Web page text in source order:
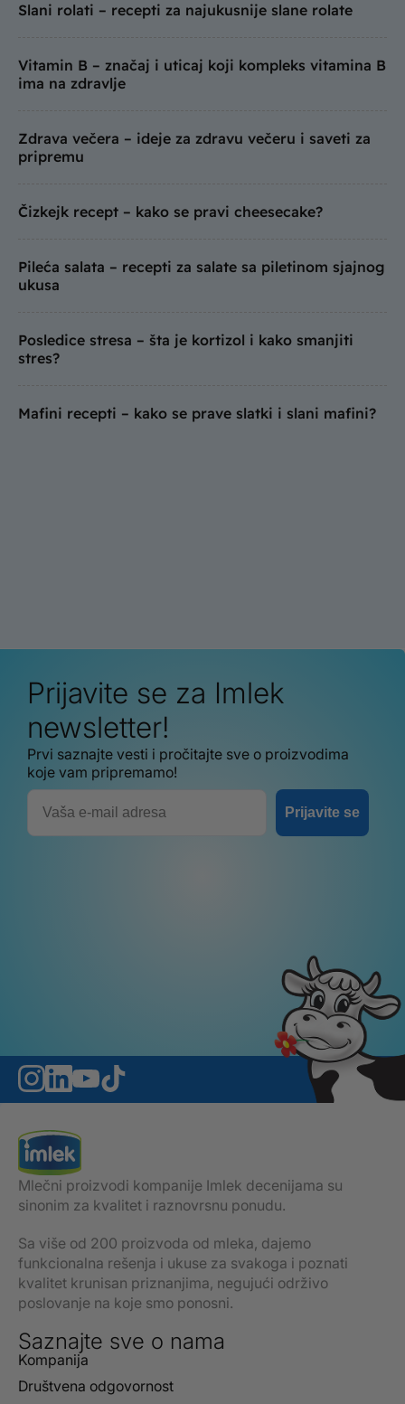
Slani rolati – recepti za najukusnije slane rolate
Vitamin B – značaj i uticaj koji kompleks vitamina B
ima na zdravlje
Zdrava večera – ideje za zdravu večeru i saveti za
pripremu
Čizkejk recept – kako se pravi cheesecake?
Pileća salata – recepti za salate sa piletinom sjajnog
ukusa
Posledice stresa – šta je kortizol i kako smanjiti
stres?
Mafini recepti – kako se prave slatki i slani mafini?
Mlečni proizvodi kompanije Imlek decenijama su
sinonim za kvalitet i raznovrsnu ponudu.
Sa više od 200 proizvoda od mleka, dajemo
funkcionalna rešenja i ukuse za svakoga i poznati
kvalitet krunisan priznanjima, negujući održivo
poslovanje na koje smo ponosni.
Saznajte sve o nama
Kompanija
Društvena odgovornost
Prijavite se za Imlek
newsletter!
Prvi saznajte vesti i pročitajte sve o proizvodima
koje vam pripremamo!
Email
Prijavite se